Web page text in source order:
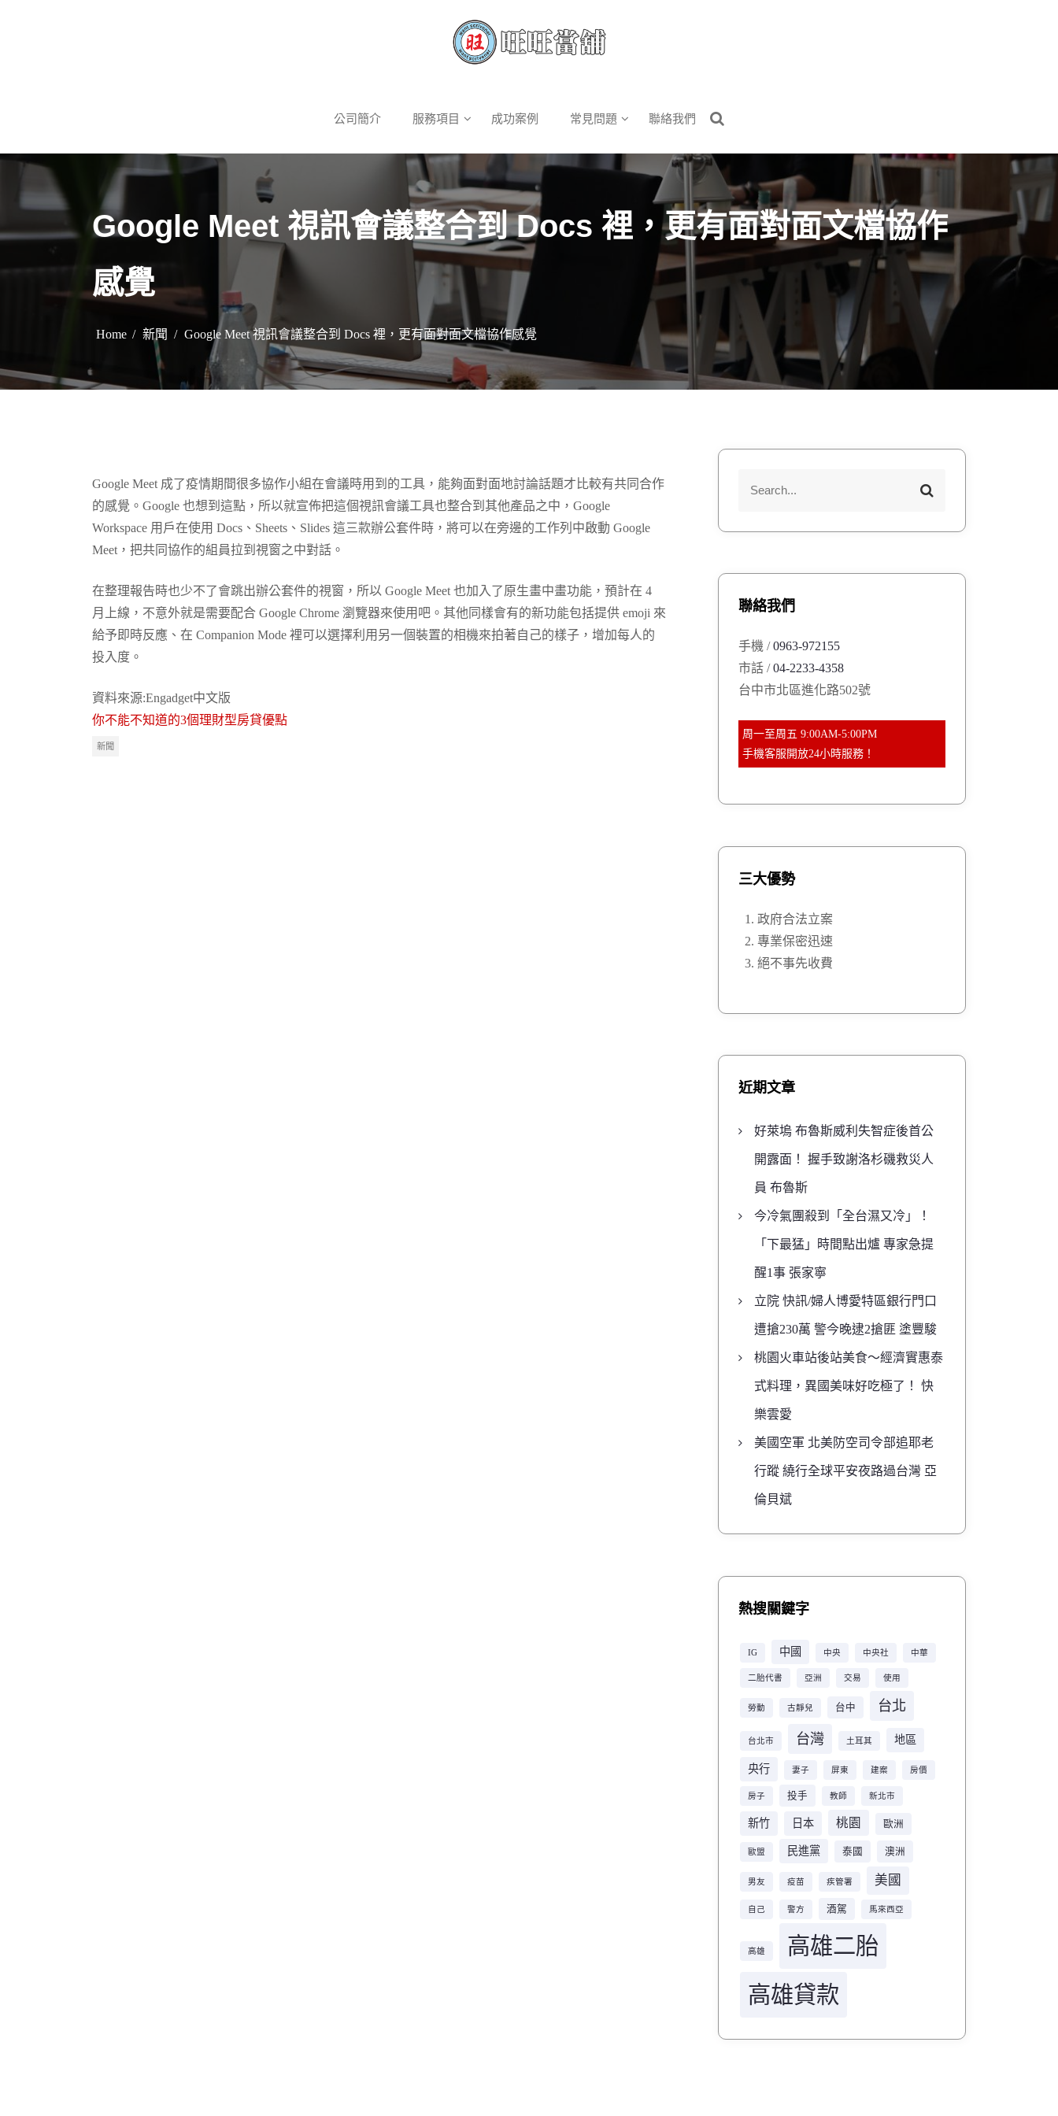
e
公司簡介 服務項目 成功案例 常見問題 聯絡我們
Google Meet 視訊會議整合到 Docs 裡，更有面對面文檔協作
感覺
Home 新聞 Google Meet 視訊會議整合到 Docs 裡，更有面對面文檔協作感覺
Google Meet 成了疫情期間很多協作小組在會議時用到的工具，能夠面對面地討論話題才比較有共同合作
的感覺。Google 也想到這點，所以就宣佈把這個視訊會議工具也整合到其他產品之中，Google
Workspace 用戶在使用 Docs、Sheets、Slides 這三款辦公套件時，將可以在旁邊的工作列中啟動 Google
Meet，把共同協作的組員拉到視窗之中對話。
在整理報告時也少不了會跳出辦公套件的視窗，所以 Google Meet 也加入了原生畫中畫功能，預計在 4
月上線，不意外就是需要配合 Google Chrome 瀏覽器來使用吧。其他同樣會有的新功能包括提供 emoji 來
給予即時反應、在 Companion Mode 裡可以選擇利用另一個裝置的相機來拍著自己的樣子，增加每人的
投入度。
資料來源:Engadget中文版
你不能不知道的3個理財型房貸優點
新聞
f
S
r
聯絡我們
手機 /0963-972155
市話 /04-2233-4358
台中市北區進化路502號
周一至周五 9:00AM-5:00PM
手機客服開放24小時服務！
三大優勢
政府合法立案
專業保密迅速
絕不事先收費
近期文章
好萊塢 布魯斯威利失智症後首公
開露面！ 握手致謝洛杉磯救災人
員 布魯斯
今冷氣團殺到「全台濕又冷」！
「下最猛」時間點出爐 專家急提
醒1事 張家寧
立院 快訊/婦人博愛特區銀行門口
遭搶230萬 警今晚逮2搶匪 塗豐駿
桃園火車站後站美食～經濟實惠泰
式料理，異國美味好吃極了！ 快
樂雲愛
美國空軍 北美防空司令部追耶老
行蹤 繞行全球平安夜路過台灣 亞
倫貝斌
熱搜關鍵字
IG 中國 中央 中央社 中華
二胎代書 亞洲 交易 使用
勞動 古靜兒 台中 台北
台北市 台灣 土耳其 地區
央行 妻子 屏東 建案 房價
房子 投手 教師 新北市
新竹 日本 桃園 歐洲
歐盟 民進黨 泰國 澳洲
男友 疫苗 疾管署 美國
自己 警方 酒駕 馬來西亞
高雄
高雄二胎
高雄貸款